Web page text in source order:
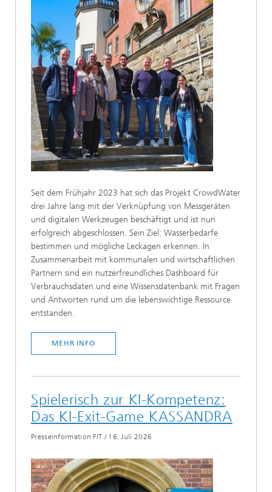
Seit dem Frühjahr 2023 hat sich das Projekt CrowdWater
drei Jahre lang mit der Verknüpfung von Messgeräten
und digitalen Werkzeugen beschäftigt und ist nun
erfolgreich abgeschlossen. Sein Ziel: Wasserbedarfe
bestimmen und mögliche Leckagen erkennen. In
Zusammenarbeit mit kommunalen und wirtschaftlichen
Partnern sind ein nutzerfreundliches Dashboard für
Verbrauchsdaten und eine Wissensdatenbank mit Fragen
und Antworten rund um die lebenswichtige Ressource
entstanden.
MEHR INFO
Spielerisch zur KI-Kompetenz:
Das KI-Exit-Game KASSANDRA
Presseinformation FIT / 16. Juli 2026